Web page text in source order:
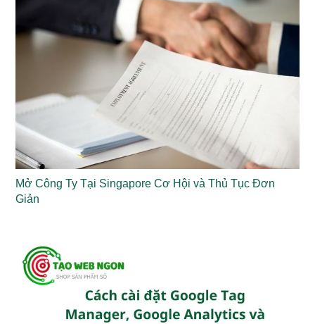
Mở Công Ty Tại Singapore Cơ Hội và Thủ Tục Đơn
Giản